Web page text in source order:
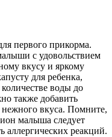
первого прикорма.
с удовольствием
вкусу и яркому
для ребенка,
воды до
также добавить
вкуса. Помните,
малыша следует
аллергических реакций.